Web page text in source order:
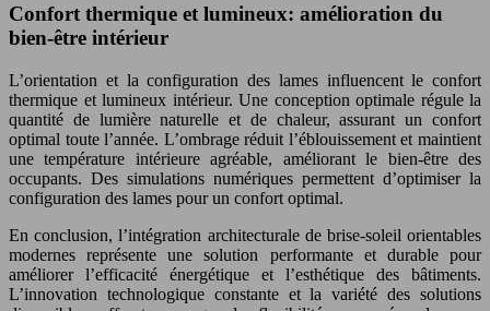
Confort thermique et lumineux: amélioration du
bien-être intérieur
L’orientation et la configuration des lames influencent le confort
thermique et lumineux intérieur. Une conception optimale régule la
quantité de lumière naturelle et de chaleur, assurant un confort
optimal toute l’année. L’ombrage réduit l’éblouissement et maintient
une température intérieure agréable, améliorant le bien-être des
occupants. Des simulations numériques permettent d’optimiser la
configuration des lames pour un confort optimal.
En conclusion, l’intégration architecturale de brise-soleil orientables
modernes représente une solution performante et durable pour
améliorer l’efficacité énergétique et l’esthétique des bâtiments.
L’innovation technologique constante et la variété des solutions